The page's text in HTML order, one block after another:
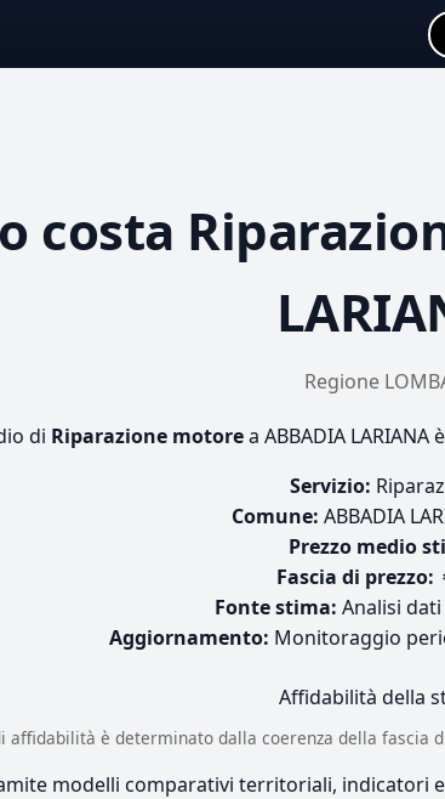
costa
Regione
di Riparazione motorea ABBADIA LARIANA è
Servizio:
Comune: ABBADIA
Prezzo medio
Fascia di prezzo:
Fonte stima: Analisi
Aggiornamento: Monitoraggio
Affidabilità della
affidabilità è determinato dalla coerenza della fascia
modelli comparativi territoriali, indicatori